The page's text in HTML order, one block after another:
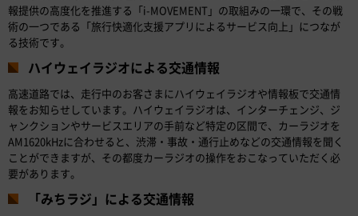
報提供の高度化を推進する「i-MOVEMENT」の取組みの一環で、その戦
術の一つである「旅行快適化支援アプリによるサービス向上」につなが
る技術です。
ハイウェイラジオによる交通情報
高速道路では、走行中のお客さまにハイウェイラジオや情報板で交通情
報をお知らせしています。ハイウェイラジオは、インターチェンジ、ジ
ャンクションやサービスエリアの手前など特定の区間で、カーラジオを
AM1620kHzに合わせると、渋滞・事故・通行止めなどの交通情報を聞く
ことができますが、その都度カーラジオの操作をおこなっていただく必
要があります。
「みちラジ」による交通情報